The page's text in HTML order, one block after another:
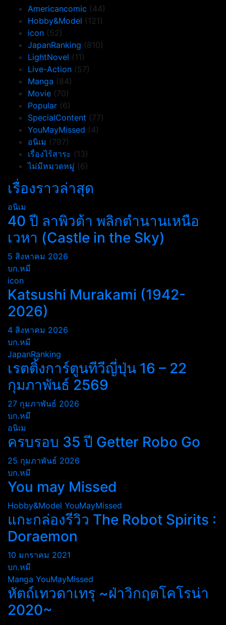
Americancomic (44)
Hobby&Model (121)
icon (52)
JapanRanking (810)
LightNovel (11)
Live-Action (57)
Manga (84)
Movie (70)
Popular (6)
SpecialContent (77)
YouMayMissed (4)
อนิเม (797)
เรื่องไร้สาระ (13)
ไม่มีหมวดหมู่ (6)
เรื่องราวล่าสุด
อนิเม
40 ปี ลาพิวต้า พลิกตำนานเหนือ
เวหา (Castle in the Sky)
5 สิงหาคม 2026
บก.หมี
icon
Katsushi Murakami (1942-
2026)
4 สิงหาคม 2026
บก.หมี
JapanRanking
เรตติ้งการ์ตูนทีวีญี่ปุ่น 16 – 22
กุมภาพันธ์ 2569
27 กุมภาพันธ์ 2026
บก.หมี
อนิเม
ครบรอบ 35 ปี Getter Robo Go
25 กุมภาพันธ์ 2026
บก.หมี
You may Missed
Hobby&Model YouMayMissed
แกะกล่องรีวิว The Robot Spirits :
Doraemon
10 มกราคม 2021
บก.หมี
Manga YouMayMissed
หัตถ์เทวดาเทรุ ~ฝ่าวิกฤตโคโรน่า
2020~